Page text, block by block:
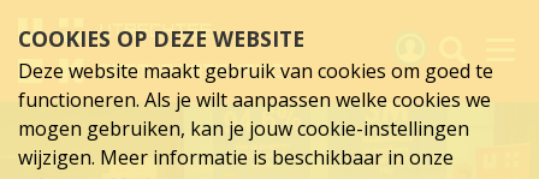
links
over
Spring
hoofd
inhoud
Activiteiten
Nieuws
COOKIES OP DEZE WEBSITE
Deze website maakt gebruik van cookies om goed te
functioneren. Als je wilt aanpassen welke cookies we
mogen gebruiken, kan je jouw cookie-instellingen
wijzigen. Meer informatie is beschikbaar in onze